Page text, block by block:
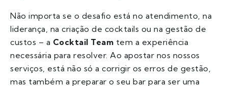
Não importa se o desafio está no atendimento, na
liderança, na criação de cocktails ou na gestão de
custos – a Cocktail Team tem a experiência
necessária para resolver. Ao apostar nos nossos
serviços, está não só a corrigir os erros de gestão,
mas também a preparar o seu bar para ser uma